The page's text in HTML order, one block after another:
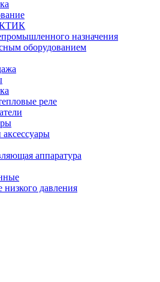
назначения
оборудованием
реле
аппаратура
давления